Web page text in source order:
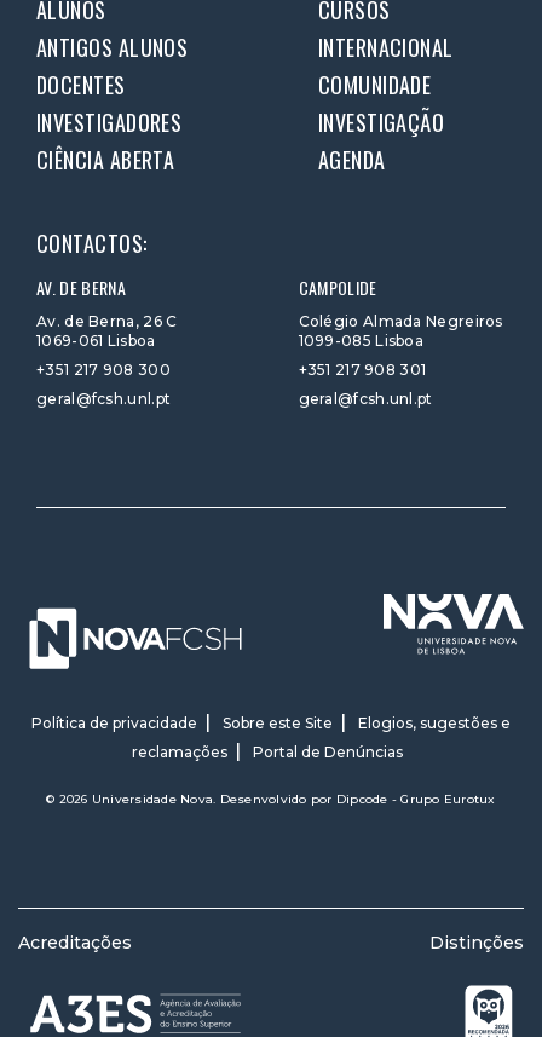
ALUNOS
CURSOS
ANTIGOS ALUNOS
INTERNACIONAL
DOCENTES
COMUNIDADE
INVESTIGADORES
INVESTIGAÇÃO
CIÊNCIA ABERTA
AGENDA
CONTACTOS:
AV. DE BERNA
Av. de Berna, 26 C
1069-061 Lisboa
+351 217 908 300
geral@fcsh.unl.pt
CAMPOLIDE
Colégio Almada Negreiros
1099-085 Lisboa
+351 217 908 301
geral@fcsh.unl.pt
Política de privacidade Sobre este Site
Elogios, sugestões e
reclamações
Portal de Denúncias
© 2026 Universidade Nova. Desenvolvido por Dipcode - Grupo Eurotux
Acreditações Distinções